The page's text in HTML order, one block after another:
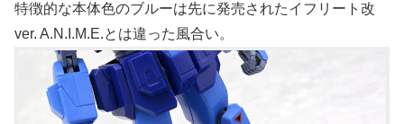
特徴的な本体色のブルーは先に発売されたイフリート改
ver. A.N.I.M.E.とは違った風合い。